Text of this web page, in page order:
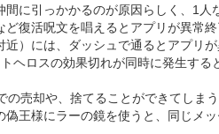
に引っかかるのが原因らしく、1人
復活呪文を唱えるとアプリが異常終
）には、ダッシュで通るとアプリが
ヘロスの効果切れが同時に発生する
売却や、捨てることができてしまう
王様にラーの鏡を使うと、同じメ